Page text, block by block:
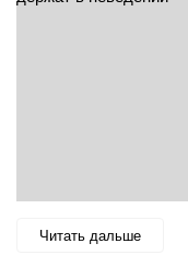
Читать дальше